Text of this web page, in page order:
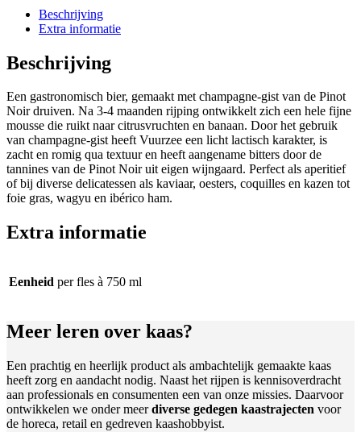
Beschrijving
Extra informatie
Beschrijving
Een gastronomisch bier, gemaakt met champagne-gist van de Pinot
Noir druiven. Na 3-4 maanden rijping ontwikkelt zich een hele fijne
mousse die ruikt naar citrusvruchten en banaan. Door het gebruik
van champagne-gist heeft Vuurzee een licht lactisch karakter, is
zacht en romig qua textuur en heeft aangename bitters door de
tannines van de Pinot Noir uit eigen wijngaard. Perfect als aperitief
of bij diverse delicatessen als kaviaar, oesters, coquilles en kazen tot
foie gras, wagyu en ibérico ham.
Extra informatie
Eenheid per fles à 750 ml
Meer leren over kaas?
Een prachtig en heerlijk product als ambachtelijk gemaakte kaas
heeft zorg en aandacht nodig. Naast het rijpen is kennisoverdracht
aan professionals en consumenten een van onze missies. Daarvoor
ontwikkelen we onder meerdiverse gedegen kaastrajecten voor
de horeca, retail en gedreven kaashobbyist.